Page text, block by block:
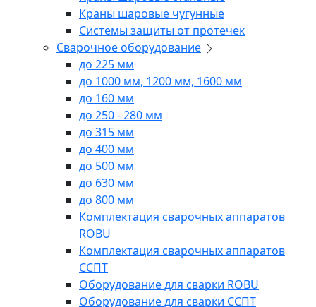
Краны шаровые чугунные
Системы защиты от протечек
Сварочное оборудование
до 225 мм
до 1000 мм, 1200 мм, 1600 мм
до 160 мм
до 250 - 280 мм
до 315 мм
до 400 мм
до 500 мм
до 630 мм
до 800 мм
Комплектация сварочных аппаратов
ROBU
Комплектация сварочных аппаратов
ССПТ
Оборудование для сварки ROBU
Оборудование для сварки ССПТ